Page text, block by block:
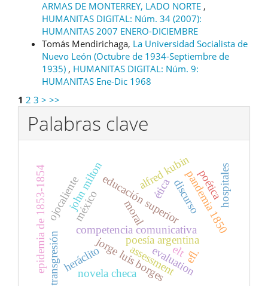
ARMAS DE MONTERREY, LADO NORTE ,
HUMANITAS DIGITAL: Núm. 34 (2007):
HUMANITAS 2007 ENERO-DICIEMBRE
Tomás Mendirichaga, La Universidad Socialista de
Nuevo León (Octubre de 1934-Septiembre de
1935) , HUMANITAS DIGITAL: Núm. 9:
HUMANITAS Ene-Dic 1968
1 2 3 > >>
Palabras clave
discurso
competencia comunicativa
educación superior
jorge luis borges
heráclito
john milton
poesía argentina
ética
moral
méxico
alfred kubin
novela checaassessment
evaluation
eltefl.
pandemia 1850
ojocaliente
epidemia de 1853-1854 hospitales
poética
transgresión